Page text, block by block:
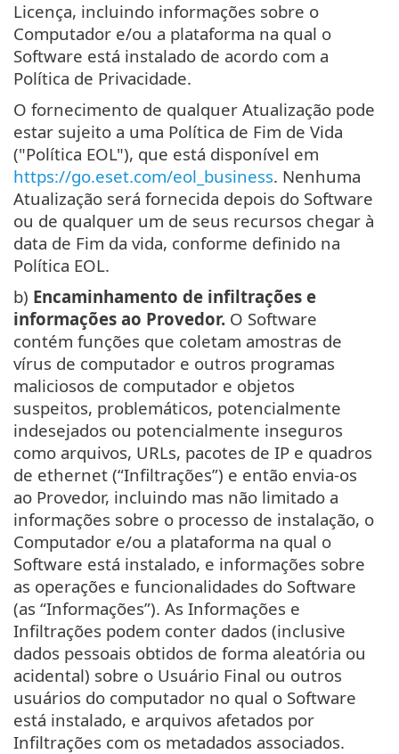
Licença, incluindo informações sobre o
Computador e/ou a plataforma na qual o
Software está instalado de acordo com a
Política de Privacidade.
O fornecimento de qualquer Atualização pode
estar sujeito a uma Política de Fim de Vida
("Política EOL"), que está disponível em
https://go.eset.com/eol_business. Nenhuma
Atualização será fornecida depois do Software
ou de qualquer um de seus recursos chegar à
data de Fim da vida, conforme definido na
Política EOL.
b) Encaminhamento de infiltrações e
informações ao Provedor. O Software
contém funções que coletam amostras de
vírus de computador e outros programas
maliciosos de computador e objetos
suspeitos, problemáticos, potencialmente
indesejados ou potencialmente inseguros
como arquivos, URLs, pacotes de IP e quadros
de ethernet (“Infiltrações”) e então envia-os
ao Provedor, incluindo mas não limitado a
informações sobre o processo de instalação, o
Computador e/ou a plataforma na qual o
Software está instalado, e informações sobre
as operações e funcionalidades do Software
(as “Informações”). As Informações e
Infiltrações podem conter dados (inclusive
dados pessoais obtidos de forma aleatória ou
acidental) sobre o Usuário Final ou outros
usuários do computador no qual o Software
está instalado, e arquivos afetados por
Infiltrações com os metadados associados.